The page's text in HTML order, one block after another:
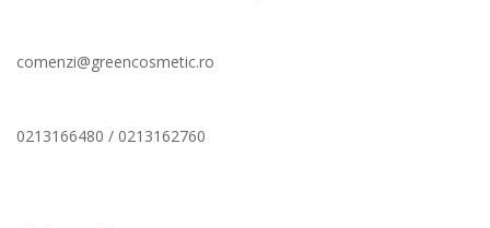
comenzi@greencosmetic.ro
0213166480 / 0213162760